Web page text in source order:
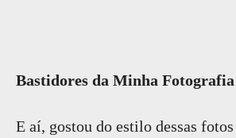
Bastidores da Minha Fotografia
E aí, gostou do estilo dessas